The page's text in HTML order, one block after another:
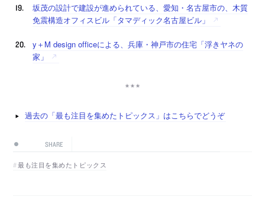
坂茂の設計で建設が進められている、愛知・名古屋市の、木質
免震構造オフィスビル「タマディック名古屋ビル」
y＋M design officeによる、兵庫・神戸市の住宅「浮きヤネの
家」
過去の「最も注目を集めたトピックス」はこちらでどうぞ
SHARE
最も注目を集めたトピックス